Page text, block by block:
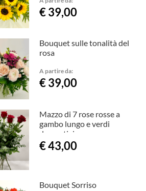
€ 39,00
Bouquet sulle tonalità del
rosa
A partire da:
€ 39,00
Mazzo di 7 rose rosse a
gambo lungo e verdi
decorativi
€ 43,00
Bouquet Sorriso